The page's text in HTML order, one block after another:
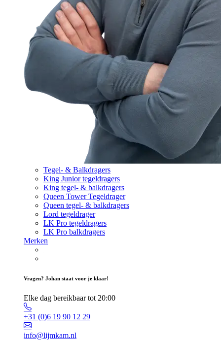
Tegel- & Balkdragers
King Junior tegeldragers
King tegel- & balkdragers
Queen Tower Tegeldrager
Queen tegel- & balkdragers
Lord tegeldrager
LK Pro tegeldragers
LK Pro balkdragers
Merken
Vragen? Johan staat voor je klaar!
Elke dag bereikbaar tot 20:00
+31 (0)6 19 90 12 29
info@lijmkam.nl